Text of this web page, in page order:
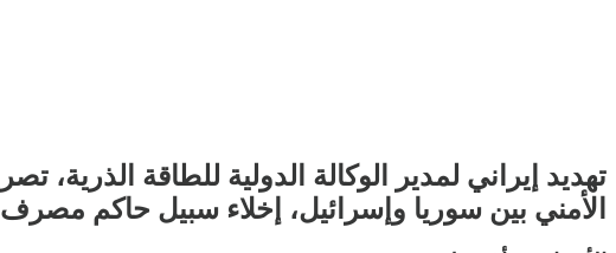
تهديد إيراني لمدير الوكالة الدولية للطاقة
الأمني بين سوريا وإسرائيل، إخلاء سبيل حاكم مصرف